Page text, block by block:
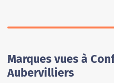
Marques vues à
Aubervilliers